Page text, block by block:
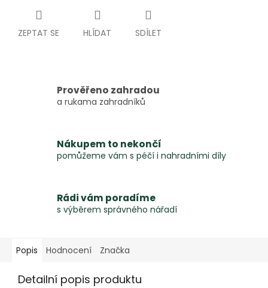
ZEPTAT SE HLÍDAT SDÍLET
Prověřeno zahradou
a rukama zahradníků
Nákupem to nekončí
pomůžeme vám s péčí i nahradními díly
Rádi vám poradíme
s výběrem správného nářadí
Popis Hodnocení Značka
Detailní popis produktu